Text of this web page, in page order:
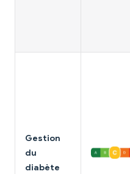
Gestion
du
diabète